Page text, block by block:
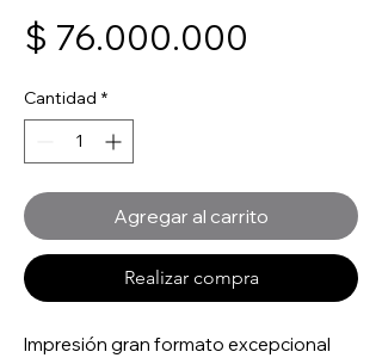
$ 76.000.000
Cantidad *
Agregar al carrito
Realizar compra
Impresión gran formato excepcional